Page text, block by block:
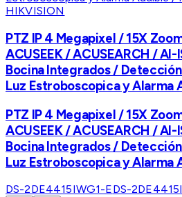
HIKVISION
PTZ IP 4 Megapixel / 15X
ACUSEEK / ACUSEARCH /
Bocina Integrados / Detección
Luz Estroboscopica y Alarma
PTZ IP 4 Megapixel / 15X
ACUSEEK / ACUSEARCH /
Bocina Integrados / Detección
Luz Estroboscopica y Alarma
DS-2DE4415IWG1-EDS-